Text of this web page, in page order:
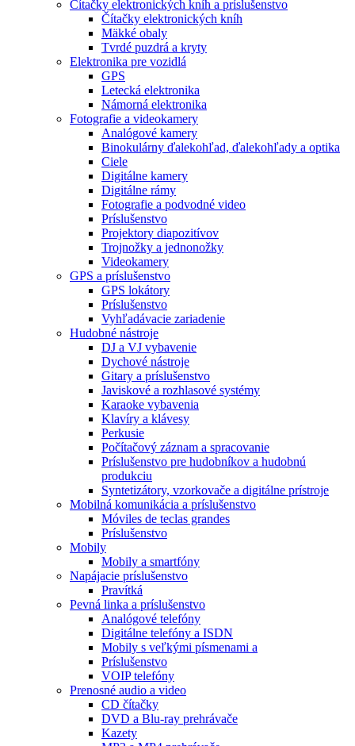
Čítačky elektronických kníh a príslušenstvo
Čítačky elektronických kníh
Mäkké obaly
Tvrdé puzdrá a kryty
Elektronika pre vozidlá
GPS
Letecká elektronika
Námorná elektronika
Fotografie a videokamery
Analógové kamery
Binokulárny ďalekohľad, ďalekohľady a optika
Ciele
Digitálne kamery
Digitálne rámy
Fotografie a podvodné video
Príslušenstvo
Projektory diapozitívov
Trojnožky a jednonožky
Videokamery
GPS a príslušenstvo
GPS lokátory
Príslušenstvo
Vyhľadávacie zariadenie
Hudobné nástroje
DJ a VJ vybavenie
Dychové nástroje
Gitary a príslušenstvo
Javiskové a rozhlasové systémy
Karaoke vybavenia
Klavíry a klávesy
Perkusie
Počítačový záznam a spracovanie
Príslušenstvo pre hudobníkov a hudobnú
produkciu
Syntetizátory, vzorkovače a digitálne prístroje
Mobilná komunikácia a príslušenstvo
Móviles de teclas grandes
Príslušenstvo
Mobily
Mobily a smartfóny
Napájacie príslušenstvo
Pravítká
Pevná linka a príslušenstvo
Analógové telefóny
Digitálne telefóny a ISDN
Mobily s veľkými písmenami a
Príslušenstvo
VOIP telefóny
Prenosné audio a video
CD čítačky
DVD a Blu-ray prehrávače
Kazety